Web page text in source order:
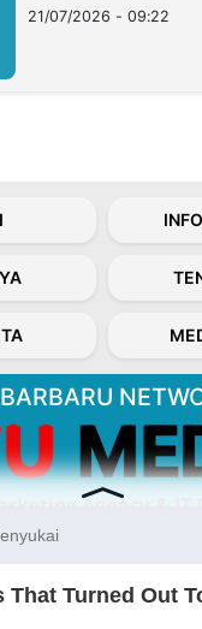
21/07/2026 - 09:22
Our Kabarbaru.co
dari sudut